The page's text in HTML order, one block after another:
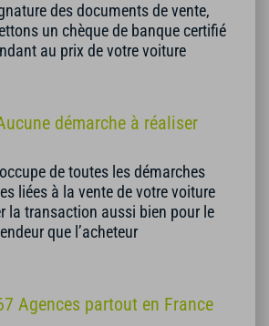
des documents de vente,
un chèque de banque certifié
au prix de votre voiture
démarche à réaliser
de toutes les démarches
liées à la vente de votre voiture
la transaction aussi bien pour le
que l’acheteur
Agences partout en France